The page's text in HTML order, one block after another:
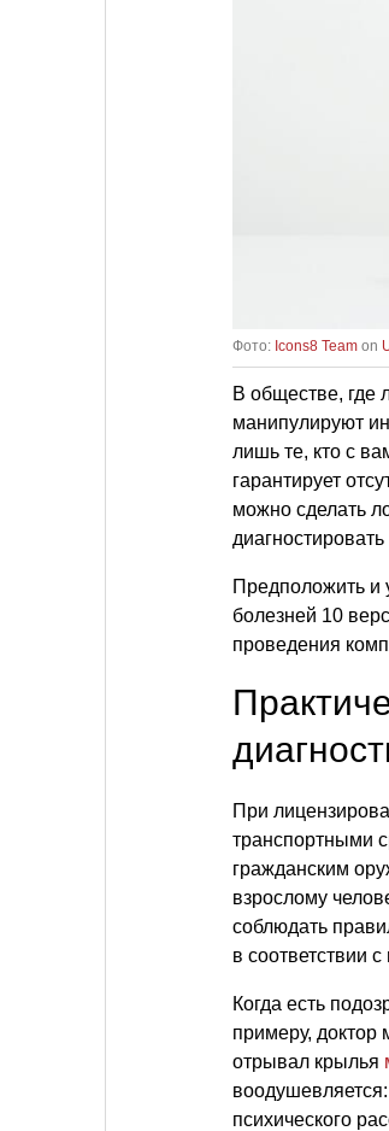
Фото: Icons8 Team on
В обществе, где
манипулируют
лишь те, кто с
гарантирует
можно сделать
Предположить и
болезней 10
проведения
При
транспортными
гражданским
взрослому
соблюдать
в соответствии
Когда есть
примеру, доктор
отрывал крылья
психического